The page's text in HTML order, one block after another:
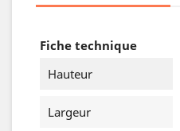
Fiche technique
Hauteur
Largeur